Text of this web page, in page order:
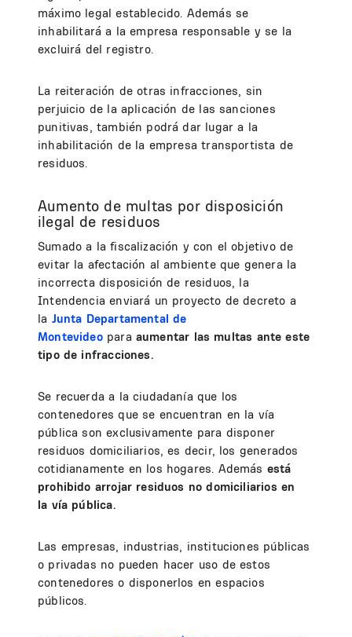
máximo legal establecido. Además se
inhabilitará a la empresa responsable y se la
excluirá del registro.
La reiteración de otras infracciones, sin
perjuicio de la aplicación de las sanciones
punitivas, también podrá dar lugar a la
inhabilitación de la empresa transportista de
residuos.
Aumento de multas por disposición
ilegal de residuos
Sumado a la fiscalización y con el objetivo de
evitar la afectación al ambiente que genera la
incorrecta disposición de residuos, la
Intendencia enviará un proyecto de decreto a
la Junta Departamental de
Montevideopara aumentar las multas ante este
tipo de infracciones.
Se recuerda a la ciudadanía que los
contenedores que se encuentran en la vía
pública son exclusivamente para disponer
residuos domiciliarios, es decir, los generados
cotidianamente en los hogares. Además está
prohibido arrojar residuos no domiciliarios en
la vía pública.
Las empresas, industrias, instituciones públicas
o privadas no pueden hacer uso de estos
contenedores o disponerlos en espacios
públicos.